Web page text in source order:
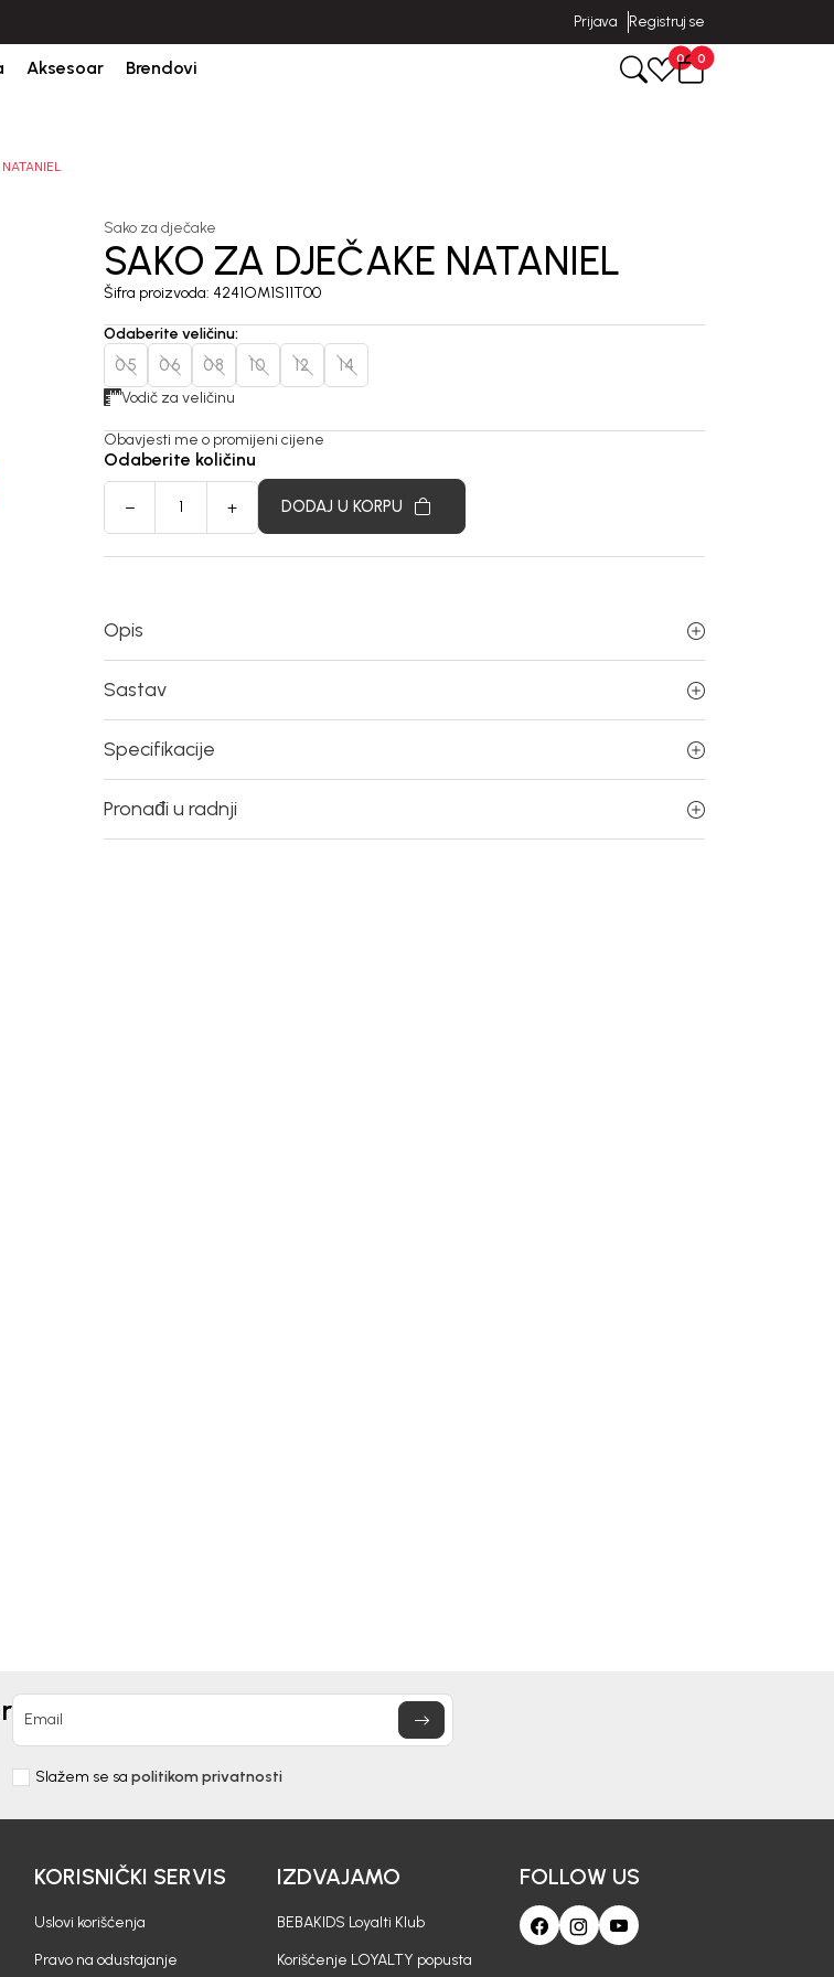
Prijava Registruj se
Aksesoar Brendovi 0 0
Sako za dječake
SAKO ZA DJEČAKE NATANIEL
Šifra proizvoda: 4241OM1S11T00
Odaberite veličinu:
05 06 08 10 12 14
Vodič za veličinu
Obavjesti me o promijeni cijene
Odaberite količinu
DODAJ U KORPU
Opis
Sastav
Specifikacije
Pronađi u radnji
Email
Slažem se sa politikom privatnosti
KORISNIČKI SERVIS
Uslovi korišćenja
Pravo na odustajanje
IZDVAJAMO
BEBAKIDS Loyalti Klub
Korišćenje LOYALTY popusta
FOLLOW US